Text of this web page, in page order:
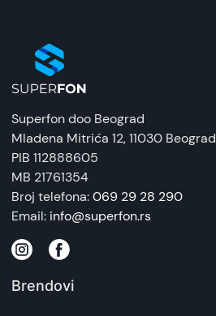
Superfon doo Beograd
Mladena Mitrića 12, 11030 Beograd
PIB 112888605
MB 21761354
Broj telefona:069 29 28 290
Email: info@superfon.rs
Brendovi